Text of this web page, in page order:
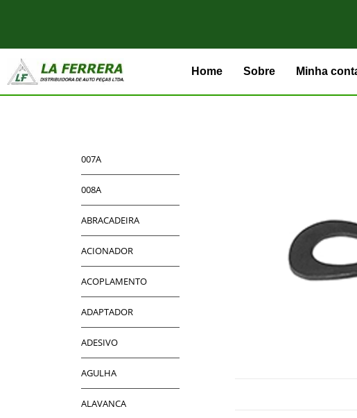
Home Sobre Minha
007A
008A
ABRACADEIRA
ACIONADOR
ACOPLAMENTO
ADAPTADOR
ADESIVO
AGULHA
ALAVANCA